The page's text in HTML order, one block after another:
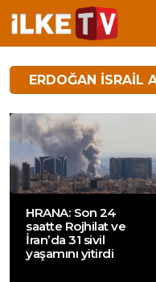
ERDOĞAN ISRAIL
HRANA: Son 24
saatte Rojhilat ve
İran’da 31 sivil
yaşamını yitirdi